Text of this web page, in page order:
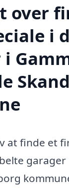
over
i
at finde et
garager